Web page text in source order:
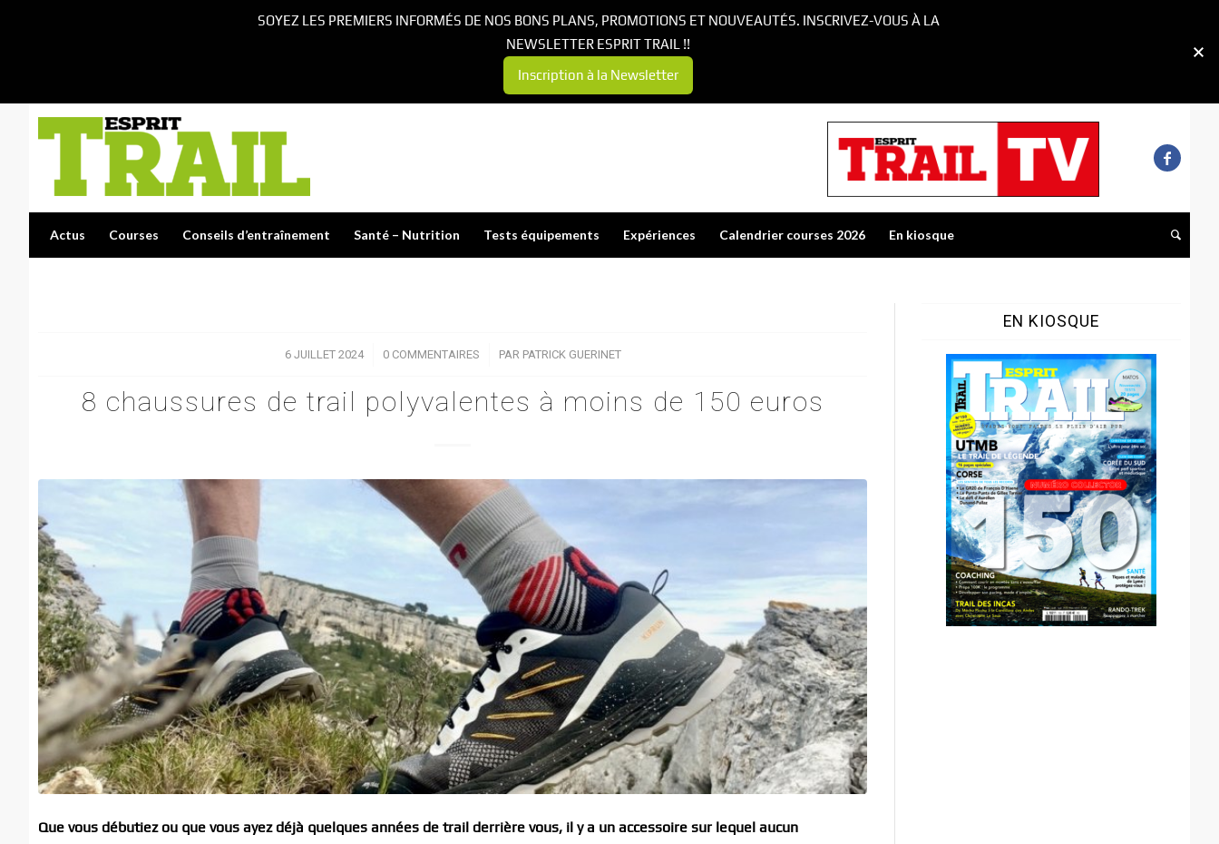
Actus Courses Conseils d’entraînement Santé – Nutrition Tests équipements Expériences Calendrier courses 2026 En kiosque
6 JUILLET 2024
/ 0 COMMENTAIRES
/ PAR PATRICK GUERINET
8 chaussures de trail polyvalentes à moins de 150 euros
Que vous débutiez ou que vous ayez déjà quelques années de trail derrière vous, il y a un accessoire sur lequel aucun
EN KIOSQUE
SOYEZ LES PREMIERS INFORMÉS DE NOS BONS PLANS, PROMOTIONS ET NOUVEAUTÉS. INSCRIVEZ-VOUS À LA
NEWSLETTER ESPRIT TRAIL !!
Inscription à la Newsletter